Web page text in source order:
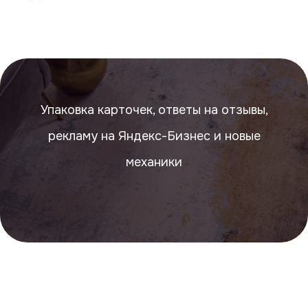
Упаковка карточек, ответы на отзывы,
рекламу на Яндекс-Бизнес и новые
механики
заявку
проведем бесплатный
аудит и расскажем, как
улучшить результаты
или напишите нам в telegram
@intop_click